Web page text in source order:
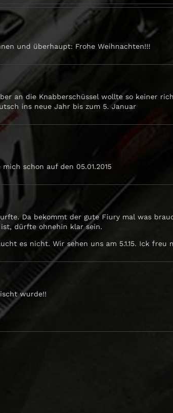
und überhaupt: Frohe Weihnachten!!!
an die Knabberschüssel wollte so keiner
ins neue Jahr bis zum 5. Januar
schon auf den 05.01.2015
Da bekommt der gute Fiury mal was
ist, dürfte ohnehin klar sein.
es nicht. Wir sehen uns am 5.1.15. Ick freu
wurde!!